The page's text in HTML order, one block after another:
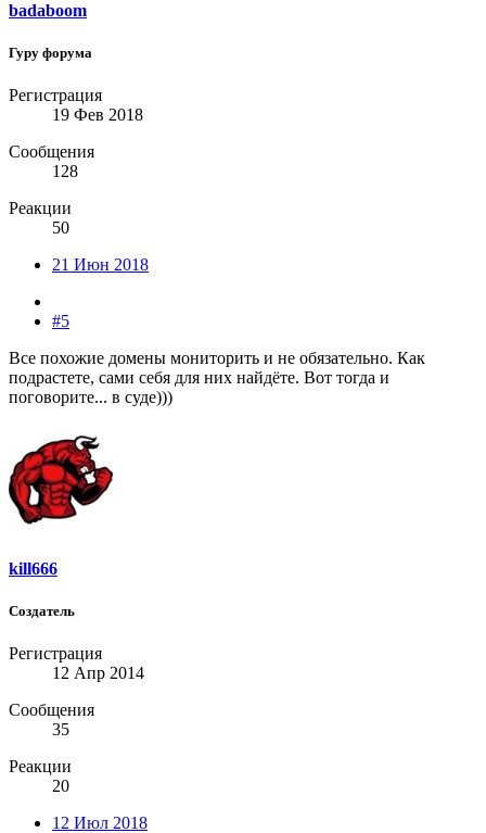
badaboom
Гуру форума
Регистрация
19 Фев 2018
Сообщения
128
Реакции
50
21 Июн 2018
#5
Все похожие домены мониторить и не обязательно. Как
подрастете, сами себя для них найдёте. Вот тогда и
поговорите... в суде)))
kill666
Создатель
Регистрация
12 Апр 2014
Сообщения
35
Реакции
20
12 Июл 2018